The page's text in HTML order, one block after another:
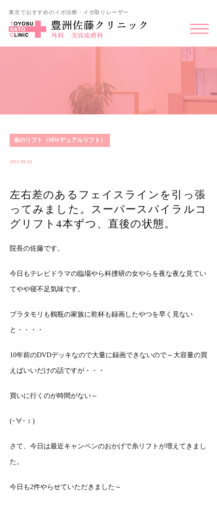
東京でおすすめのイボ治療・イボ取りレーザー
糸のリフト（MWデュアルリフト）
2017.09.14
左右差のあるフェイスラインを引っ張
ってみました。スーパースパイラルコ
グリフト4本ずつ、直後の状態。
院長の佐藤です。
今日もテレビドラマの臨場やら科捜研の女やらを夜な夜な見てい
てやや寝不足気味です。
ブラタモリも鶴瓶の家族に乾杯も録画したやつを早く見ない
と・・・・
10年前のDVDデッキなので大量に録画できないので～大容量の買
えばいいだけの話ですが・・・
買いに行くのが時間がない～
(･∀･；)
さて、今日は最近キャンペンのおかげで糸リフトが増えてきまし
た。
今日も2件やらせていただきました～